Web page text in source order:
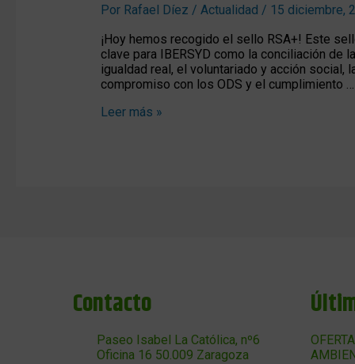
Por Rafael Díez / Actualidad / 15 diciembre,
¡Hoy hemos recogido el sello RSA+! Este
clave para IBERSYD como la conciliación de
igualdad real, el voluntariado y acción social,
compromiso con los ODS y el cumplimiento …
Leer más »
Contacto
Paseo Isabel La Católica, nº6
Oficina 16 50.009 Zaragoza